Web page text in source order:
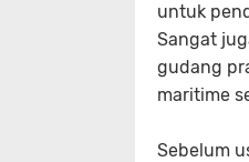
untuk
Sangat
gudang
maritime
Sebelum